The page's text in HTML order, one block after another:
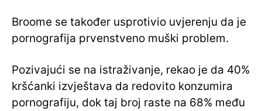
Broome se također usprotivio uvjerenju da je
pornografija prvenstveno muški problem.
Pozivajući se na istraživanje, rekao je da 40%
kršćanki izvještava da redovito konzumira
pornografiju, dok taj broj raste na 68% među